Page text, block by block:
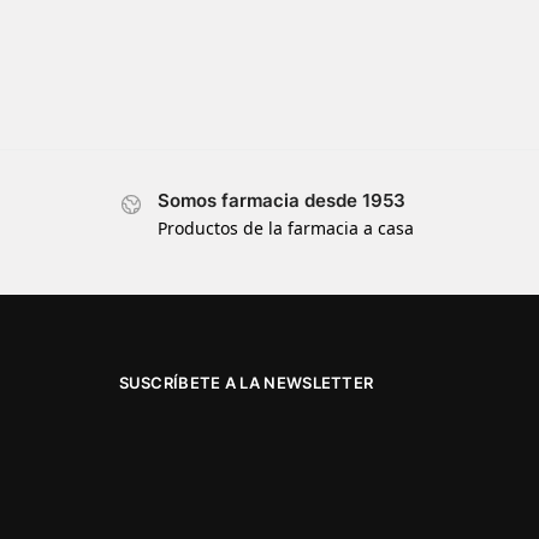
Somos farmacia desde 1953
Productos de la farmacia a casa
SUSCRÍBETE A LA NEWSLETTER